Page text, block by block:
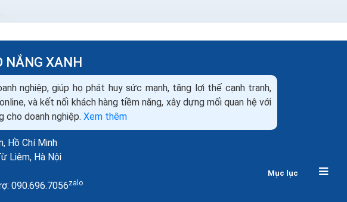
Mục lục
vụ
SEO
Cài đặt SSL công cụ quản lý cPanel là việc
NẮNG XANH
nghiệp, giúp họ phát huy sức mạnh, tăng lợi thế cạnh tranh,
và kết nối khách hàng tiềm năng, xây dựng mối quan hệ với
cho doanh nghiệp. Xem thêm
Hồ Chí Minh
Liêm, Hà Nội
090.696.7056zalo